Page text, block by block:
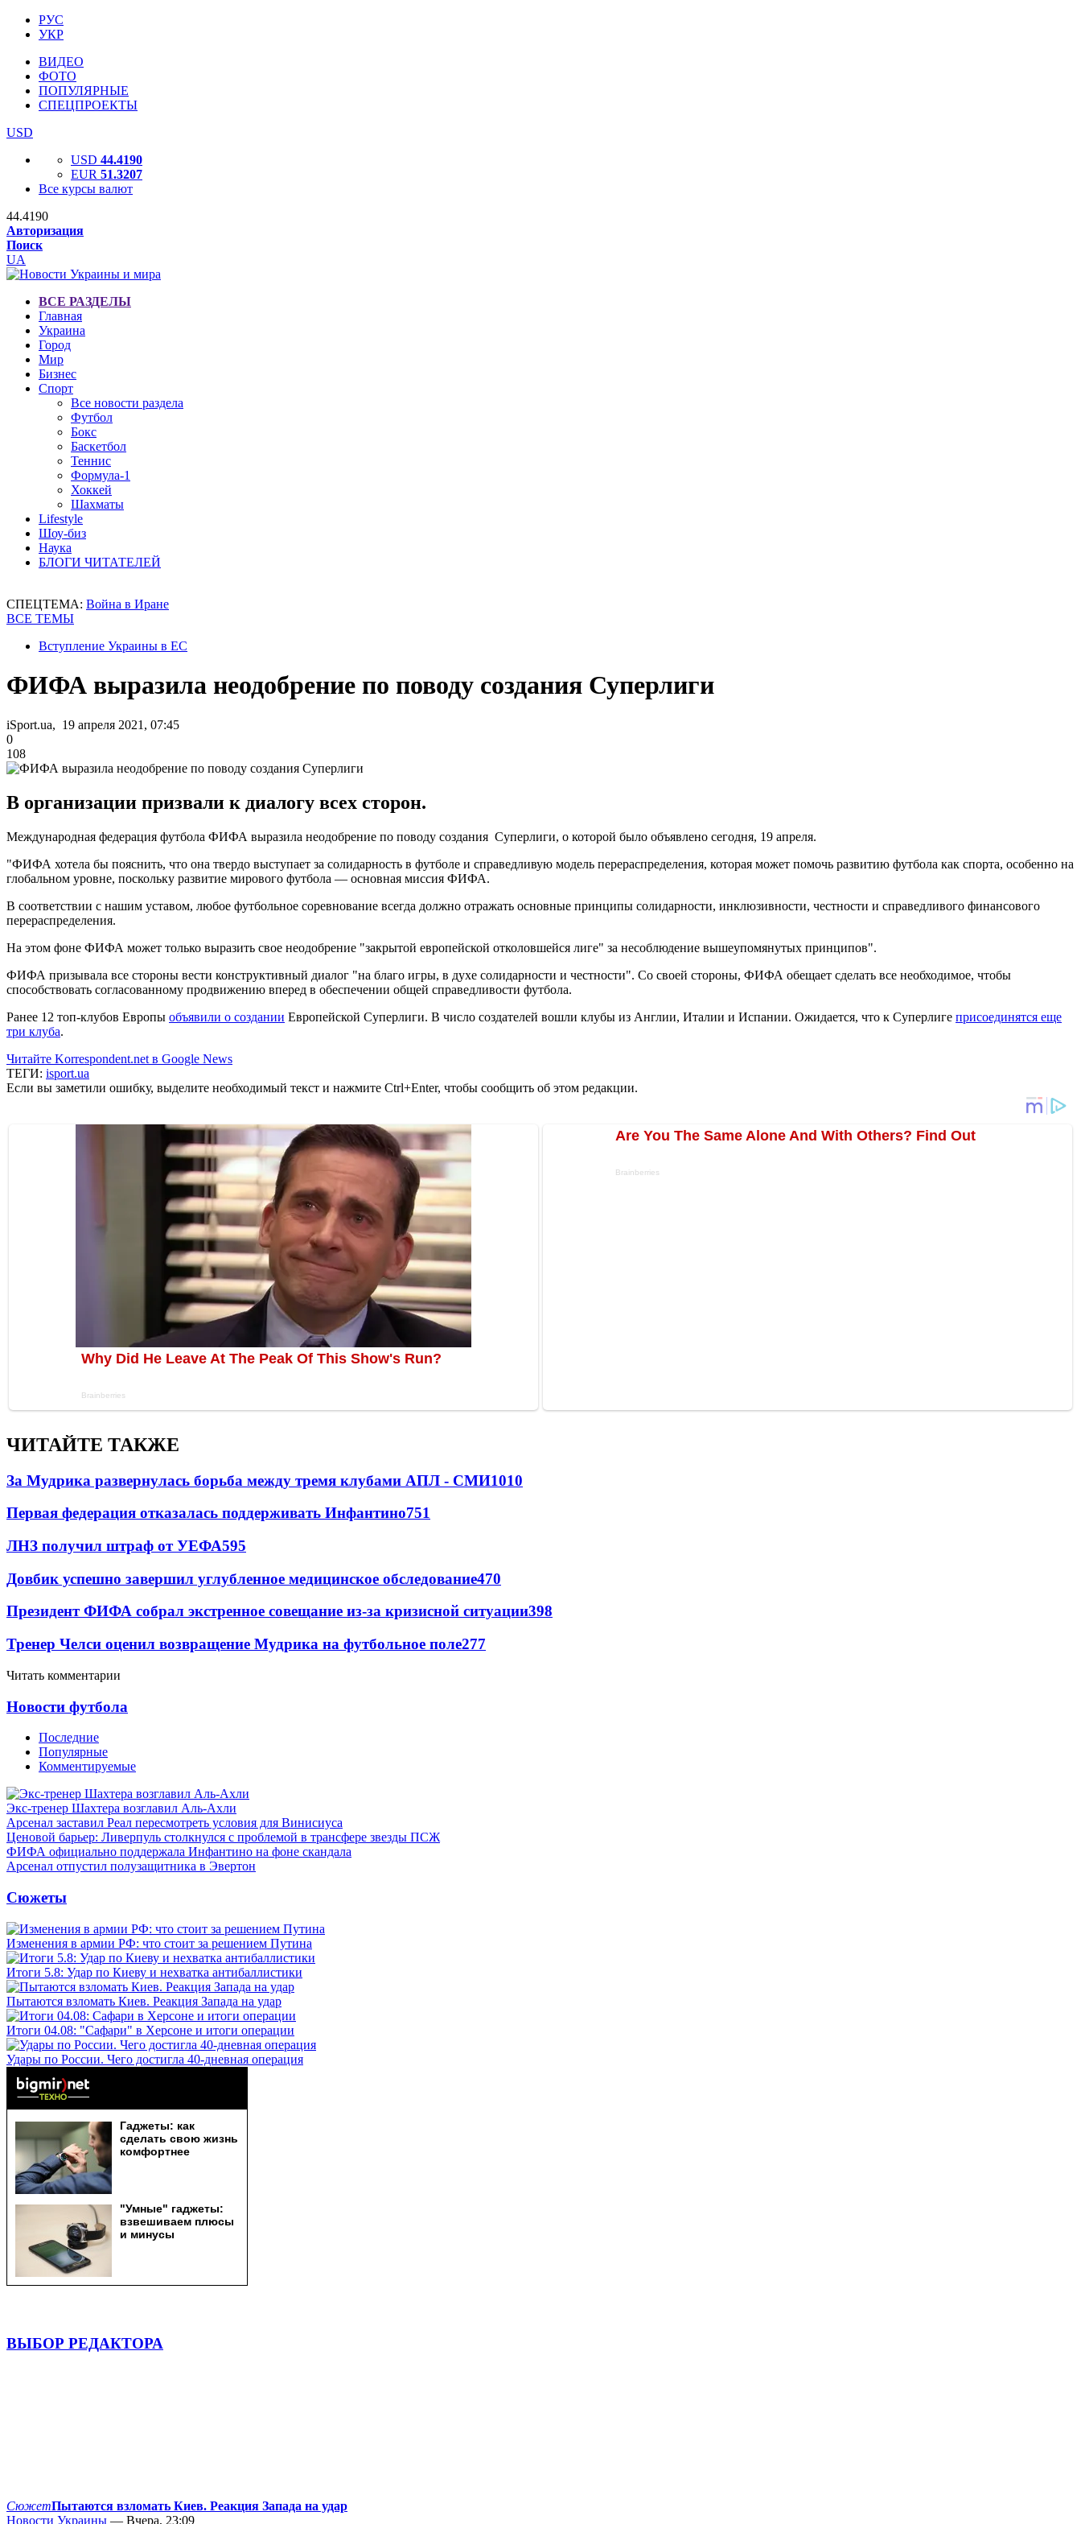
РУС
УКР
ВИДЕО
ФОТО
ПОПУЛЯРНЫЕ
СПЕЦПРОЕКТЫ
USD
USD 44.4190
EUR 51.3207
Все курсы валют
44.4190
Авторизация
Поиск
UA
ВСЕ РАЗДЕЛЫ
Главная
Украина
Город
Мир
Бизнес
Спорт
Все новости раздела
Футбол
Бокс
Баскетбол
Теннис
Формула-1
Хоккей
Шахматы
Lifestyle
Шоу-биз
Наука
БЛОГИ ЧИТАТЕЛЕЙ
СПЕЦТЕМА: Война в Иране
ВСЕ ТЕМЫ
Вступление Украины в ЕС
ФИФА выразила неодобрение по поводу создания Суперлиги
iSport.ua, 19 апреля 2021, 07:45
0
108
В организации призвали к диалогу всех сторон.
Международная федерация футбола ФИФА выразила неодобрение по поводу создания Суперлиги, о которой было объявлено сегодня, 19 апреля.
"ФИФА хотела бы пояснить, что она твердо выступает за солидарность в футболе и справедливую модель перераспределения, которая может помочь развитию футбола как спорта, особенно на
глобальном уровне, поскольку развитие мирового футбола — основная миссия ФИФА.
В соответствии с нашим уставом, любое футбольное соревнование всегда должно отражать основные принципы солидарности, инклюзивности, честности и справедливого финансового
перераспределения.
На этом фоне ФИФА может только выразить свое неодобрение "закрытой европейской отколовшейся лиге" за несоблюдение вышеупомянутых принципов".
ФИФА призывала все стороны вести конструктивный диалог "на благо игры, в духе солидарности и честности". Со своей стороны, ФИФА обещает сделать все необходимое, чтобы
способствовать согласованному продвижению вперед в обеспечении общей справедливости футбола.
Ранее 12 топ-клубов Европы объявили о создании Европейской Суперлиги. В число создателей вошли клубы из Англии, Италии и Испании. Ожидается, что к Суперлиге присоединятся еще
три клуба.
Читайте Korrespondent.net в Google News
ТЕГИ: isport.ua
Если вы заметили ошибку, выделите необходимый текст и нажмите Ctrl+Enter, чтобы сообщить об этом редакции.
ЧИТАЙТЕ ТАКЖЕ
За Мудрика развернулась борьба между тремя клубами АПЛ - СМИ1010
Первая федерация отказалась поддерживать Инфантино751
ЛНЗ получил штраф от УЕФА595
Довбик успешно завершил углубленное медицинское обследование470
Президент ФИФА собрал экстренное совещание из-за кризисной ситуации398
Тренер Челси оценил возвращение Мудрика на футбольное поле277
Читать комментарии
Новости футбола
Последние
Популярные
Комментируемые
Экс-тренер Шахтера возглавил Аль-Ахли
Арсенал заставил Реал пересмотреть условия для Винисиуса
Ценовой барьер: Ливерпуль столкнулся с проблемой в трансфере звезды ПСЖ
ФИФА официально поддержала Инфантино на фоне скандала
Арсенал отпустил полузащитника в Эвертон
Сюжеты
Изменения в армии РФ: что стоит за решением Путина
Итоги 5.8: Удар по Киеву и нехватка антибаллистики
Пытаются взломать Киев. Реакция Запада на удар
Итоги 04.08: "Сафари" в Херсоне и итоги операции
Удары по России. Чего достигла 40-дневная операция
ВЫБОР РЕДАКТОРА
СюжетПытаются взломать Киев. Реакция Запада на удар
Новости Украины — Вчера, 23:09